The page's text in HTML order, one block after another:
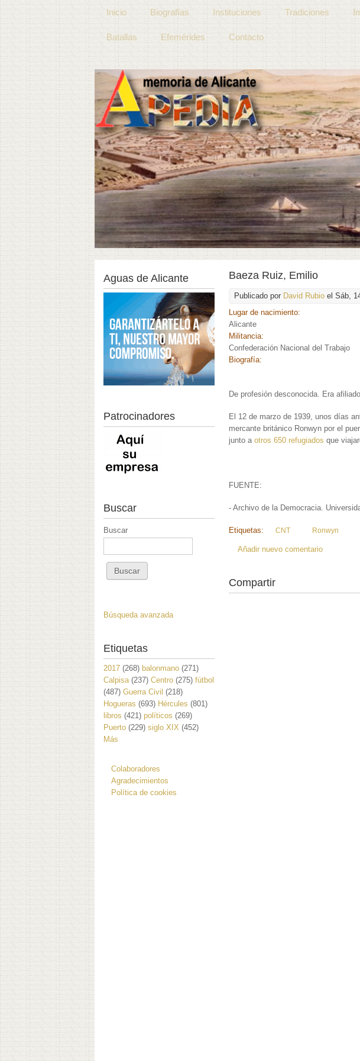
Inicio Biografías Instituciones Tradiciones
Batallas Efemérides Contacto
Baeza Ruiz, Emilio
Publicado por David Rubio el Sáb,
Lugar de nacimiento:
Alicante
Militancia:
Confederación Nacional del Trabajo
Biografía:
De profesión desconocida. Era
El 12 de marzo de 1939, unos días
mercante británico Ronwyn por el
junto aotros 650 refugiados que
FUENTE:
- Archivo de la Democracia.
Etiquetas: CNT Ronwyn
Añadir nuevo comentario
Compartir
Aguas de Alicante
Patrocinadores
Buscar
Buscar
Búsqueda avanzada
Etiquetas
2017 (268) balonmano (271)
Calpisa (237) Centro (275) fútbol
(487) Guerra Civil (218)
Hogueras (693) Hércules (801)
libros (421) políticos (269)
Puerto (229) siglo XIX (452)
Más
Colaboradores
Agradecimientos
Política de cookies